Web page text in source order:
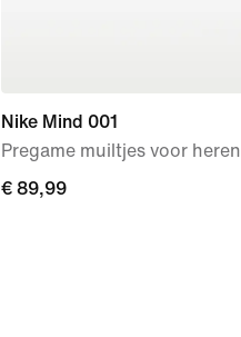
Nike Mind 001
Pregame muiltjes voor heren
€ 89,99
€ 89,99